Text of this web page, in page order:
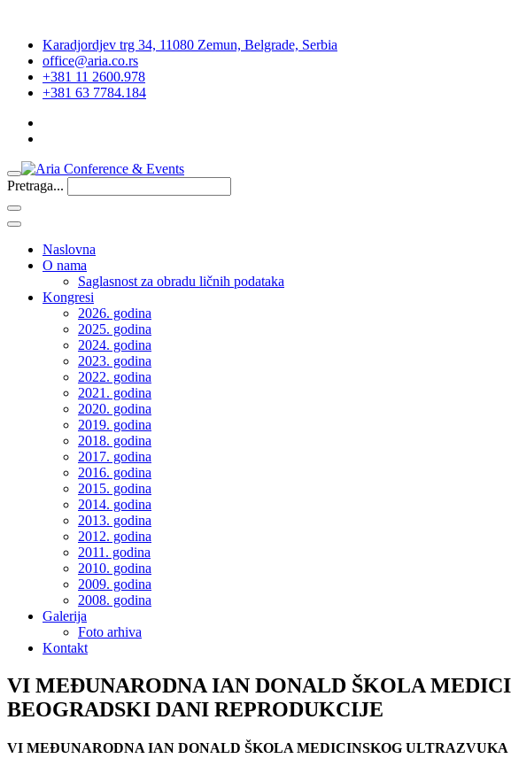
Karadjordjev trg 34, 11080 Zemun, Belgrade, Serbia
office@aria.co.rs
+381 11 2600.978
+381 63 7784.184
Pretraga...
Naslovna
O nama
Saglasnost za obradu ličnih podataka
Kongresi
2026. godina
2025. godina
2024. godina
2023. godina
2022. godina
2021. godina
2020. godina
2019. godina
2018. godina
2017. godina
2016. godina
2015. godina
2014. godina
2013. godina
2012. godina
2011. godina
2010. godina
2009. godina
2008. godina
Galerija
Foto arhiva
Kontakt
VI MEĐUNARODNA IAN DONALD ŠKOLA
BEOGRADSKI DANI REPRODUKCIJE
VI MEĐUNARODNA IAN DONALD ŠKOLA MEDICINSKOG